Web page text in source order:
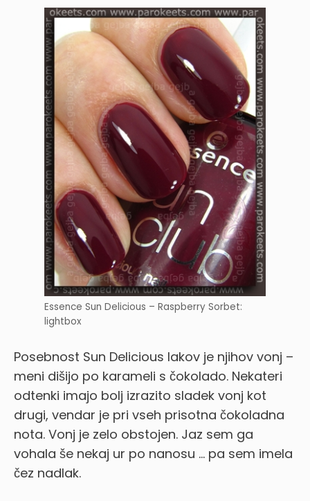
Essence Sun Delicious – Raspberry Sorbet:
lightbox
Posebnost Sun Delicious lakov je njihov vonj –
meni dišijo po karameli s čokolado. Nekateri
odtenki imajo bolj izrazito sladek vonj kot
drugi, vendar je pri vseh prisotna čokoladna
nota. Vonj je zelo obstojen. Jaz sem ga
vohala še nekaj ur po nanosu … pa sem imela
čez nadlak.